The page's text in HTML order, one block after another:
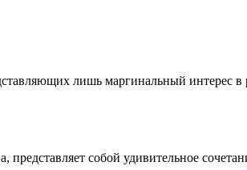
лишь маргинальный интерес в
собой удивительное